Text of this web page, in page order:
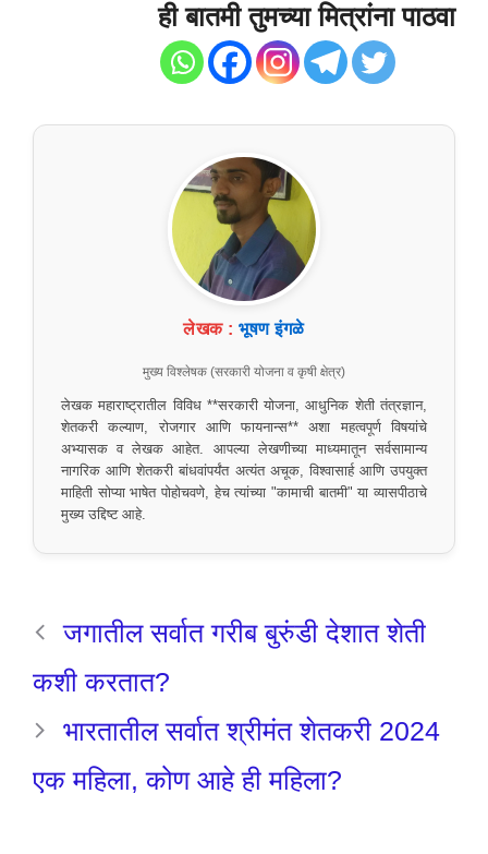
ही बातमी तुमच्या मित्रांना पाठवा
लेखक : भूषण इंगळे
मुख्य विश्लेषक (सरकारी योजना व कृषी क्षेत्र)
लेखक महाराष्ट्रातील विविध **सरकारी योजना, आधुनिक शेती तंत्रज्ञान,
शेतकरी कल्याण, रोजगार आणि फायनान्स** अशा महत्वपूर्ण विषयांचे
अभ्यासक व लेखक आहेत. आपल्या लेखणीच्या माध्यमातून सर्वसामान्य
नागरिक आणि शेतकरी बांधवांपर्यंत अत्यंत अचूक, विश्वासार्ह आणि उपयुक्त
माहिती सोप्या भाषेत पोहोचवणे, हेच त्यांच्या "कामाची बातमी" या व्यासपीठाचे
मुख्य उद्दिष्ट आहे.
जगातील सर्वात गरीब बुरुंडी देशात शेती
कशी करतात?
भारतातील सर्वात श्रीमंत शेतकरी 2024
एक महिला, कोण आहे ही महिला?